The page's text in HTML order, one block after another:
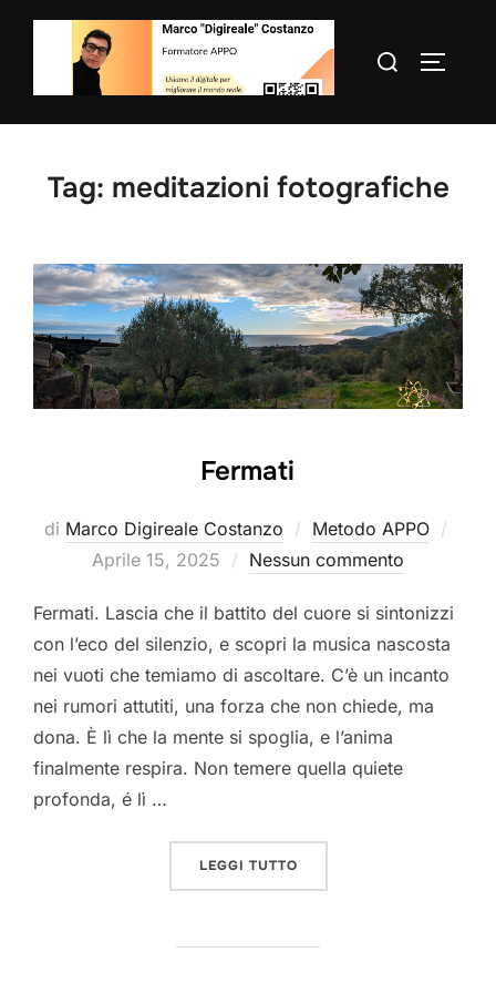
Salta
Cerca
Tag: meditazioni fotografiche
Fermati
di Marco Digireale Costanzo Metodo APPO
Aprile 15, 2025 Nessun commento
Fermati. Lascia che il battito del cuore si sintonizzi
con l’eco del silenzio, e scopri la musica nascosta
nei vuoti che temiamo di ascoltare. C’è un incanto
nei rumori attutiti, una forza che non chiede, ma
dona. È lì che la mente si spoglia, e l’anima
finalmente respira. Non temere quella quiete
profonda, é lì …
LEGGI TUTTO“FERMATI”